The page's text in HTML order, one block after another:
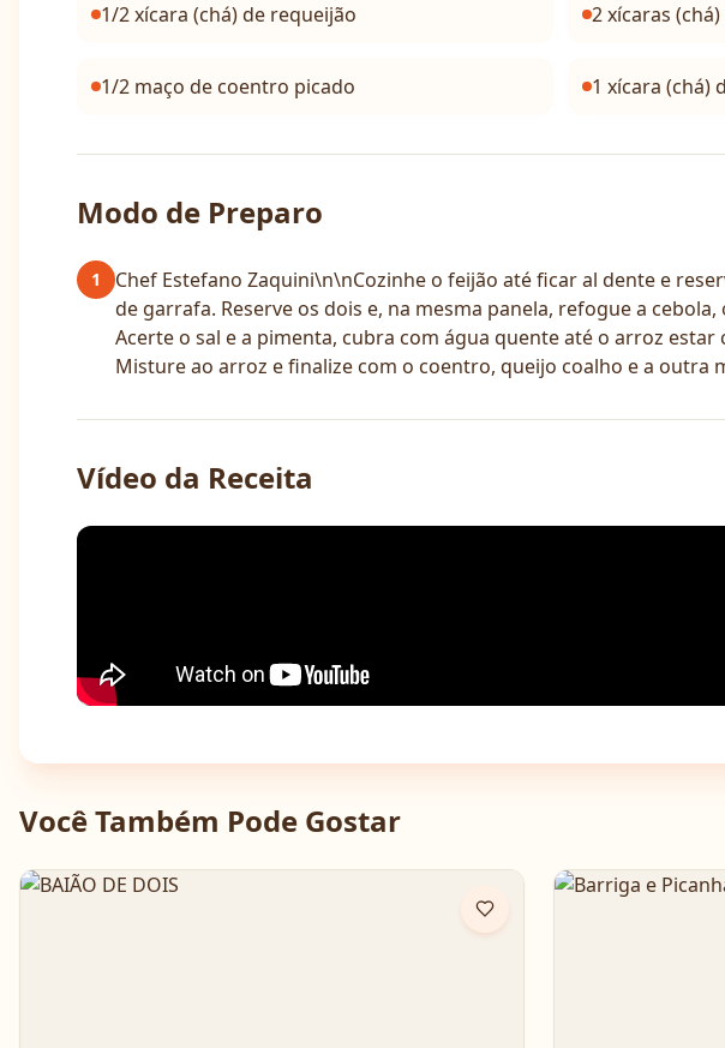
1/2 xícara (chá) de requeijão 2 xícaras
1/2 maço de coentro picado 1 xícara (chá)
Modo de Preparo
1
Chef Estefano Zaquini\n\nCozinhe o feijão até ficar al dente e
de garrafa. Reserve os dois e, na mesma panela, refogue a
Acerte o sal e a pimenta, cubra com água quente até o arroz
Misture ao arroz e finalize com o coentro, queijo coalho e a outra
Vídeo da Receita
Você Também Pode Gostar